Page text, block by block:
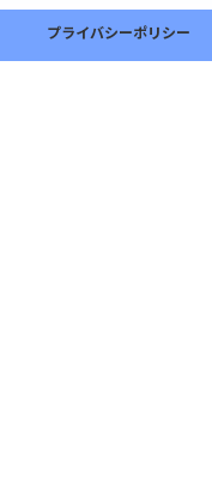
プライバシーポリシー